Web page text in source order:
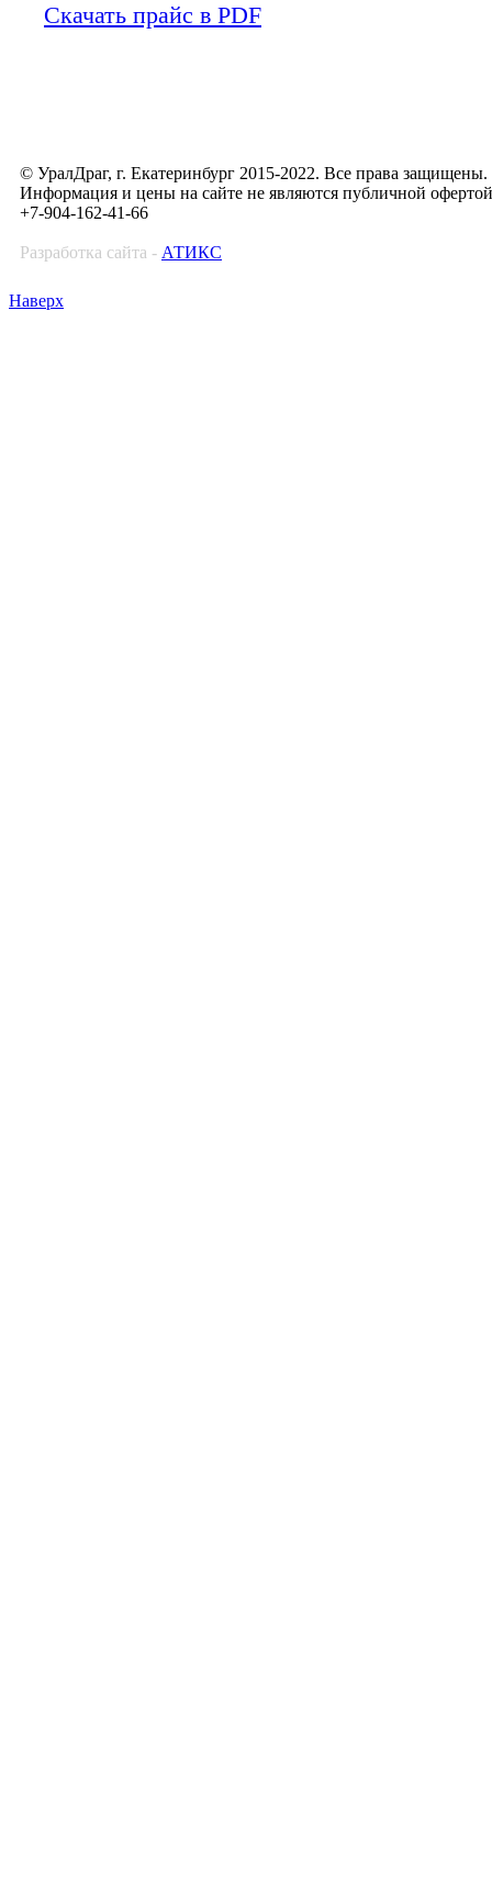
Скачать прайс в PDF
© УралДраг, г. Екатеринбург 2015-2022. Все права защищены.
Информация и цены на сайте не являются публичной офертой
+7-904-162-41-66
Разработка сайта - АТИКС
Наверх